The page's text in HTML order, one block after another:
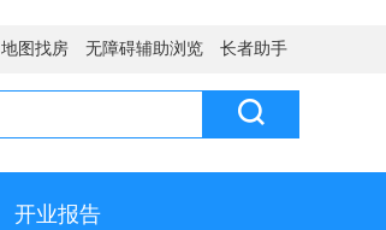
地图找房 无障碍辅助浏览 长者助手
开业报告